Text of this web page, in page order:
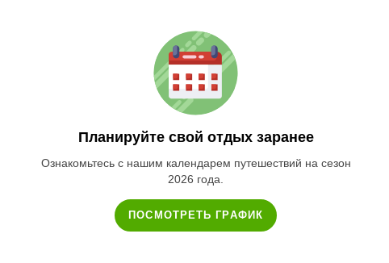
Планируйте свой отдых заранее
Ознакомьтесь с нашим календарем путешествий на сезон
2026 года.
ПОСМОТРЕТЬ ГРАФИК